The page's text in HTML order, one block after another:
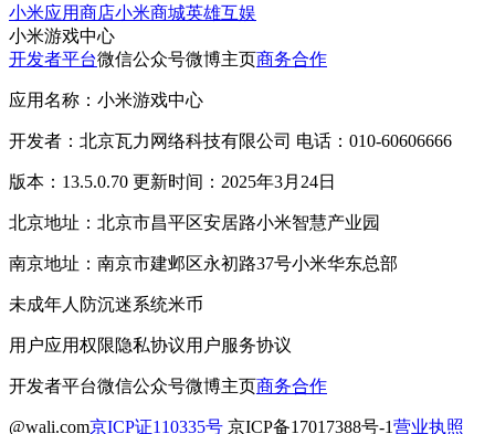
小米应用商店小米商城英雄互娱
小米游戏中心
开发者平台微信公众号微博主页商务合作
应用名称：小米游戏中心
开发者：北京瓦力网络科技有限公司 电话：010-60606666
版本：13.5.0.70 更新时间：2025年3月24日
北京地址：北京市昌平区安居路小米智慧产业园
南京地址：南京市建邺区永初路37号小米华东总部
未成年人防沉迷系统米币
用户应用权限隐私协议用户服务协议
开发者平台微信公众号微博主页商务合作
@wali.com京ICP证110335号 京ICP备17017388号-1营业执照